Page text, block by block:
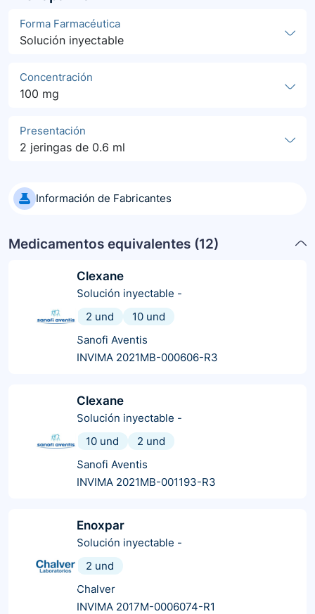
Forma Farmacéutica
Solución inyectable
Concentración
100 mg
Presentación
2 jeringas de 0.6 ml
Información de Fabricantes
Medicamentos equivalentes (12)
Clexane
Solución inyectable -
2 und
10 und
Sanofi Aventis
INVIMA 2021MB-000606-R3
Clexane
Solución inyectable -
10 und
2 und
Sanofi Aventis
INVIMA 2021MB-001193-R3
Enoxpar
Solución inyectable -
2 und
Chalver
INVIMA 2017M-0006074-R1